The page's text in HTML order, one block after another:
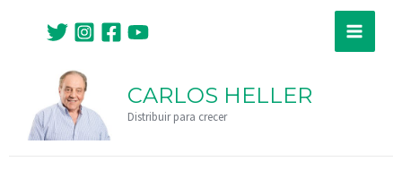
contenido
Main
CARLOS HELLER
Distribuir para crecer
entradas